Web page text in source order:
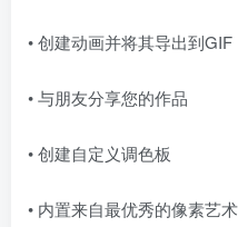
• 创建动画并将其导出到GIF
• 与朋友分享您的作品
• 创建自定义调色板
• 内置来自最优秀的像素艺